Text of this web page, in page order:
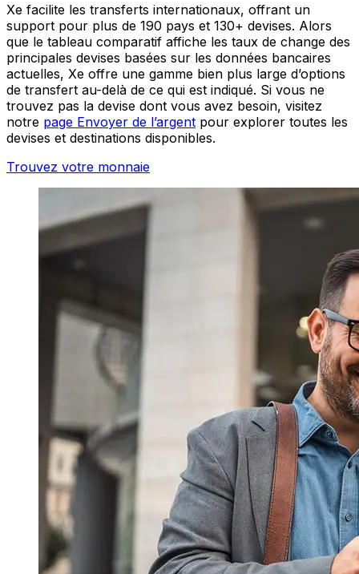
Xe facilite les transferts internationaux, offrant un
support pour plus de 190 pays et 130+ devises. Alors
que le tableau comparatif affiche les taux de change des
principales devises basées sur les données bancaires
actuelles, Xe offre une gamme bien plus large d’options
de transfert au-delà de ce qui est indiqué. Si vous ne
trouvez pas la devise dont vous avez besoin, visitez
notre page Envoyer de l’argent pour explorer toutes les
devises et destinations disponibles.
Trouvez votre monnaie